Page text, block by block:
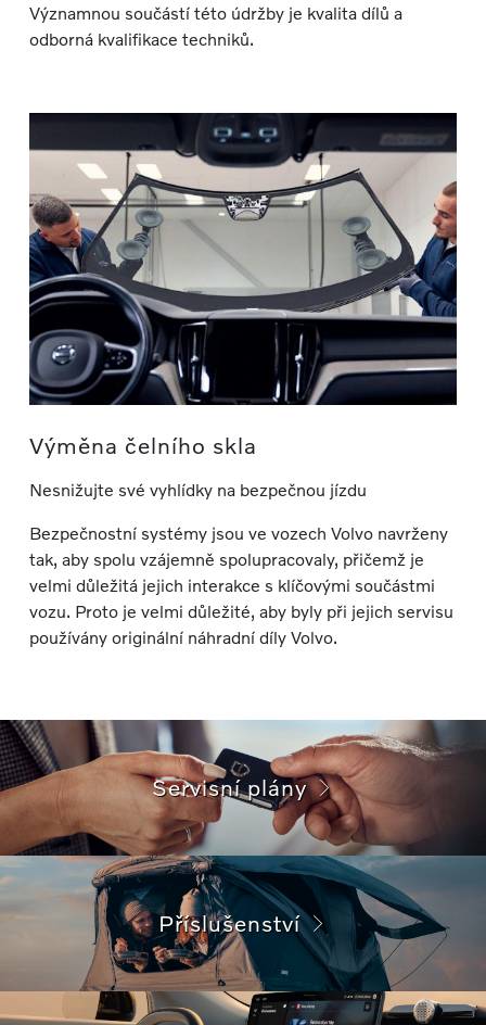
Významnou součástí této údržby je kvalita dílů a
odborná kvalifikace techniků.
Výměna čelního skla
Nesnižujte své vyhlídky na bezpečnou jízdu
Bezpečnostní systémy jsou ve vozech Volvo navrženy
tak, aby spolu vzájemně spolupracovaly, přičemž je
velmi důležitá jejich interakce s klíčovými součástmi
vozu. Proto je velmi důležité, aby byly při jejich servisu
používány originální náhradní díly Volvo.
Servisní plány
Příslušenství